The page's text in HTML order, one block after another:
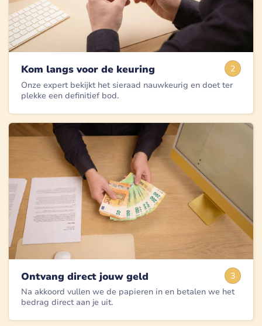
2
Kom langs voor de keuring
Onze expert bekijkt het sieraad nauwkeurig en doet ter
plekke een definitief bod.
3
Ontvang direct jouw geld
Na akkoord vullen we de papieren in en betalen we het
bedrag direct aan je uit.